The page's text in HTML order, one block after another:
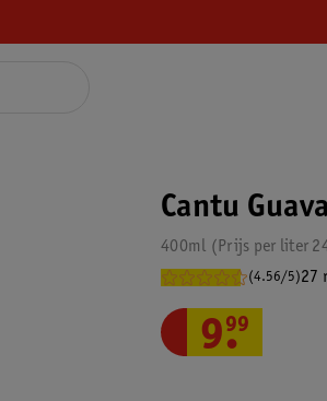
Cantu
400ml Prijs per liter
(4.56/5)27
9.
99